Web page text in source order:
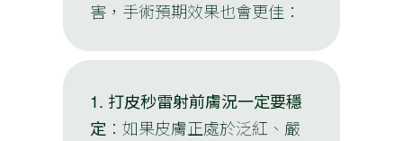
害，手術預期效果也會更佳：
1. 打皮秒雷射前膚況一定要穩
定 ：如果皮膚正處於泛紅、嚴